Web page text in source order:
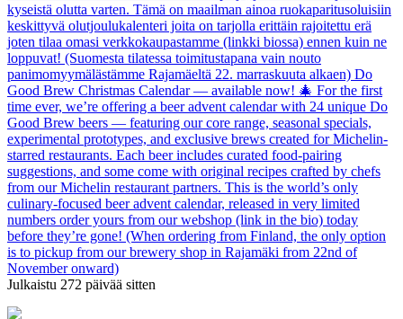
kyseistä olutta varten. Tämä on maailman ainoa ruokaparitusoluisiin
keskittyvä olutjoulukalenteri joita on tarjolla erittäin rajoitettu erä
joten tilaa omasi verkkokaupastamme (linkki biossa) ennen kuin ne
loppuvat! (Suomesta tilatessa toimitustapana vain nouto
panimomyymälästämme Rajamäeltä 22. marraskuuta alkaen) Do
Good Brew Christmas Calendar — available now! 🎄 For the first
time ever, we’re offering a beer advent calendar with 24 unique Do
Good Brew beers — featuring our core range, seasonal specials,
experimental prototypes, and exclusive brews created for Michelin-
starred restaurants. Each beer includes curated food-pairing
suggestions, and some come with original recipes crafted by chefs
from our Michelin restaurant partners. This is the world’s only
culinary-focused beer advent calendar, released in very limited
numbers order yours from our webshop (link in the bio) today
before they’re gone! (When ordering from Finland, the only option
is to pickup from our brewery shop in Rajamäki from 22nd of
November onward)
Julkaistu 272 päivää sitten